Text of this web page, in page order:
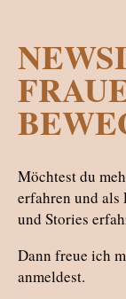
Möchtest du
erfahren und als
und Stories
Dann freue ich
anmeldest.